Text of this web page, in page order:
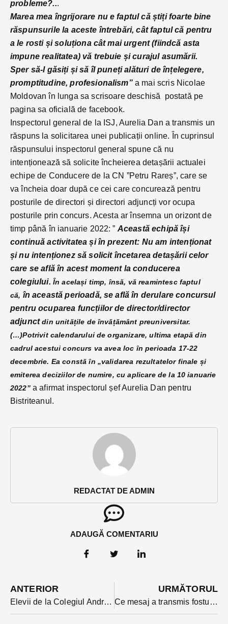
REDACTAT DE ADMIN
ADAUGĂ COMENTARIU
probleme?...
Marea mea îngrijorare nu e faptul că știți foarte bine
răspunsurile la aceste întrebări, cât faptul că pentru
a le rosti și soluționa cât mai urgent (fiindcă asta
impune realitatea) vă trebuie și curajul asumării.
Sper să-l găsiți și să îl puneți alături de înțelegere,
promptitudine, profesionalism”a mai scris Nicolae
Moldovan în lunga sa scrisoare deschisă postată pe
pagina sa oficială de facebook.
Inspectorul general de la ISJ, Aurelia Dan a transmis un
răspuns la solicitarea unei publicații online. În cuprinsul
răspunsului inspectorul general spune că nu
intenționează să solicite încheierea detașării actualei
echipe de Conducere de la CN ”Petru Rareș”, care se
va încheia doar după ce cei care concurează pentru
posturile de directori și directori adjuncți vor ocupa
posturile prin concurs. Acesta ar însemna un orizont de
timp până în ianuarie 2022: ” Această echipă își
continuă activitatea și în prezent: Nu am intenționat
și nu intenționez să solicit încetarea detașării celor
care se află în acest moment la conducerea
colegiului. În același timp, însă, vă reamintesc faptul
că, în această perioadă, se află în derulare concursul
pentru ocuparea funcțiilor de director/director
adjunctdin unitățile de învățământ preuniversitar.
(…)Potrivit calendarului de organizare, ultima etapă din
cadrul acestui concurs va avea loc în perioada 17-22
decembrie. Ea constă în „validarea rezultatelor finale și
emiterea deciziilor de numire, cu aplicare de la 10 ianuarie
2022” a afirmat inspectorul șef Aurelia Dan pentru
Bistriteanul.
ANTERIOR
Elevii de la Colegiul Andrei Mureșanu, moment emoționant în fața liceului în memoria profesoarei de fizică care s-a stins sâmbătă din cauza Covid 19
URMĂTORUL
Ce mesaj a transmis fostul internațional Gabi Balint după ce a făcut rapelul la Bistrița. Înregistrarea e parte din campania pro-vaccinare a Instituției Prefectului (VIDEO)